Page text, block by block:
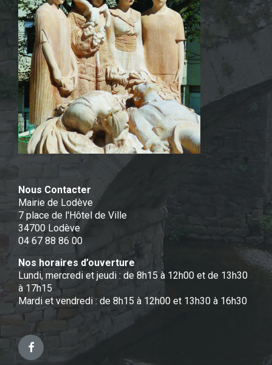
Nous Contacter
Mairie de Lodève
7 place de l'Hôtel de Ville
34700 Lodève
04 67 88 86 00
Nos horaires d’ouverture
Lundi, mercredi et jeudi : de 8h15 à 12h00 et de 13h30
à 17h15
Mardi et vendredi : de 8h15 à 12h00 et 13h30 à 16h30
Facebook